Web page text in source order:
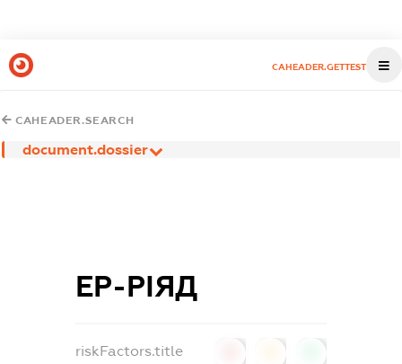
CAHEADER.GETTEST
CAHEADER.SEARCH
document.dossier
ЕР-РІЯД
riskFactors.title